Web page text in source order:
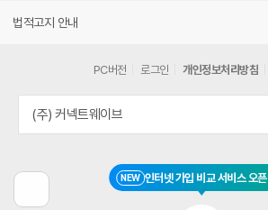
NEW 인터넷 가입 비교 서비스 오픈
법적고지 안내
전
PC버전 로그인 개인정보처리방침
(주) 커넥트웨이브